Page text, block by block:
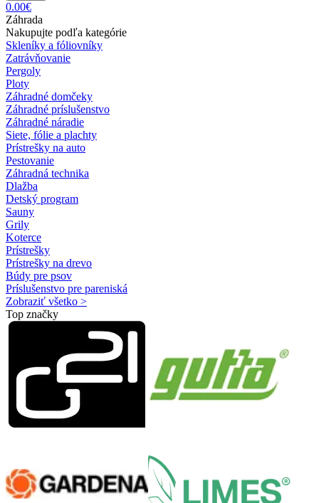
0.00€
Záhrada
Nakupujte podľa kategórie
Skleníky a fóliovníky
Zatrávňovanie
Pergoly
Ploty
Záhradné domčeky
Záhradné príslušenstvo
Záhradné náradie
Siete, fólie a plachty
Prístrešky na auto
Pestovanie
Záhradná technika
Dlažba
Detský program
Sauny
Grily
Koterce
Prístrešky
Prístrešky na drevo
Búdy pre psov
Príslušenstvo pre pareniská
Zobraziť všetko >
Top značky